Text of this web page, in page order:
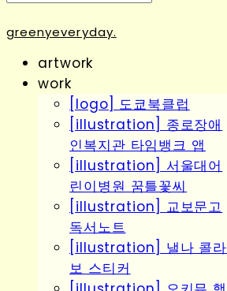
greenyeveryday.
artwork
work
[logo] 도쿄북클럽
[illustration] 종로장애
인복지관 타임뱅크 앱
[illustration] 서울대어
린이병원 꿈틀꽃씨
[illustration] 교보문고
독서노트
[illustration] 낼나 콜라
보 스티커